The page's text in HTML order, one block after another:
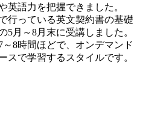
英語力を把握できました。
行っている英文契約書の基礎
5月～8月末に受講しました。
8時間ほどで、オンデマンド
スで学習するスタイルです。